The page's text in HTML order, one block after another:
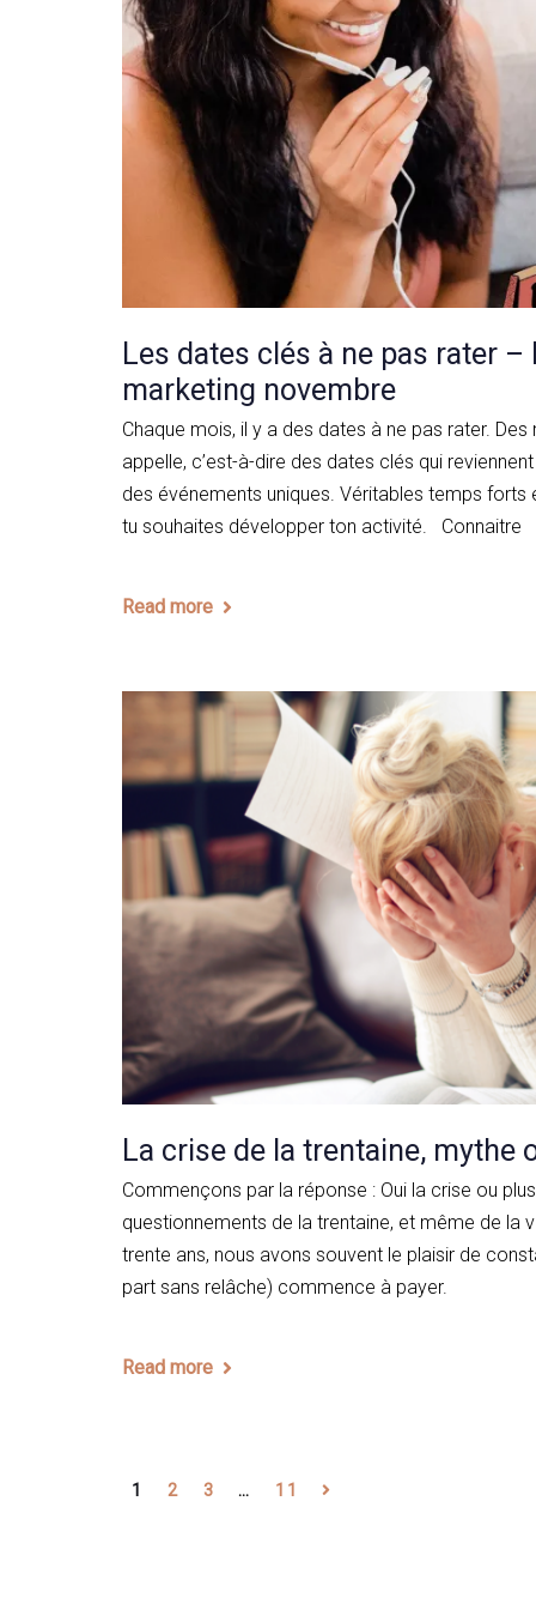
Les dates clés à ne pas rater –
marketing novembre
Chaque mois, il y a des dates à ne pas rater.
appelle, c’est-à-dire des dates clés qui
des événements uniques. Véritables temps
tu souhaites développer ton activité. Connaitre
Read more
La crise de la trentaine, mythe
Commençons par la réponse : Oui la crise ou
questionnements de la trentaine, et même de la
trente ans, nous avons souvent le plaisir de
part sans relâche) commence à payer.
Read more
1 2 3 … 11